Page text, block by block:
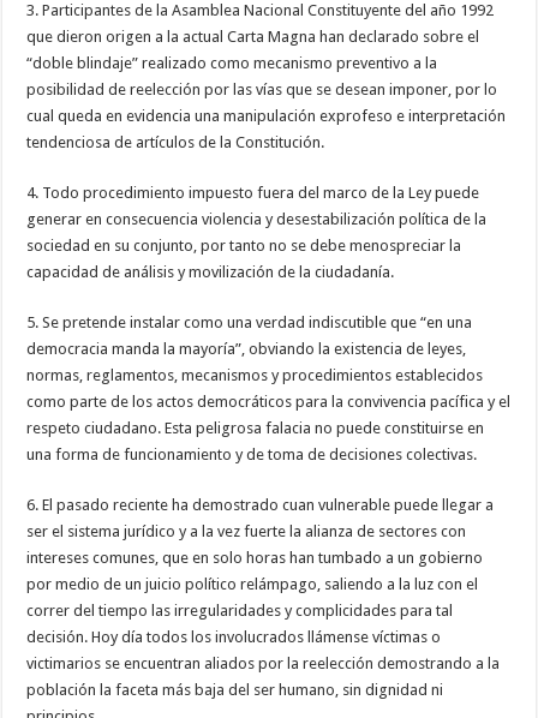
3. Participantes de la Asamblea Nacional Constituyente del año 1992
que dieron origen a la actual Carta Magna han declarado sobre el
“doble blindaje” realizado como mecanismo preventivo a la
posibilidad de reelección por las vías que se desean imponer, por lo
cual queda en evidencia una manipulación exprofeso e interpretación
tendenciosa de artículos de la Constitución.
4. Todo procedimiento impuesto fuera del marco de la Ley puede
generar en consecuencia violencia y desestabilización política de la
sociedad en su conjunto, por tanto no se debe menospreciar la
capacidad de análisis y movilización de la ciudadanía.
5. Se pretende instalar como una verdad indiscutible que “en una
democracia manda la mayoría”, obviando la existencia de leyes,
normas, reglamentos, mecanismos y procedimientos establecidos
como parte de los actos democráticos para la convivencia pacífica y el
respeto ciudadano. Esta peligrosa falacia no puede constituirse en
una forma de funcionamiento y de toma de decisiones colectivas.
6. El pasado reciente ha demostrado cuan vulnerable puede llegar a
ser el sistema jurídico y a la vez fuerte la alianza de sectores con
intereses comunes, que en solo horas han tumbado a un gobierno
por medio de un juicio político relámpago, saliendo a la luz con el
correr del tiempo las irregularidades y complicidades para tal
decisión. Hoy día todos los involucrados llámense víctimas o
victimarios se encuentran aliados por la reelección demostrando a la
población la faceta más baja del ser humano, sin dignidad ni